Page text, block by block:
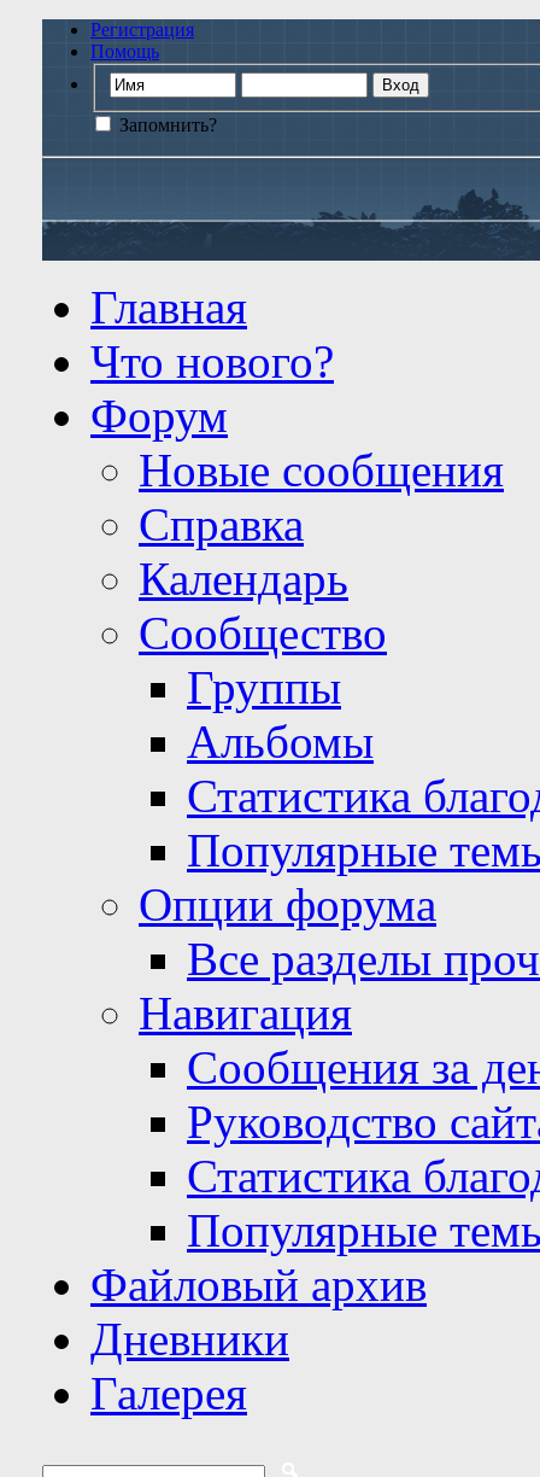
Регистрация
Помощь
Запомнить?
Главная
Что нового?
Форум
Новые сообщения
Справка
Календарь
Сообщество
Группы
Альбомы
Статистика
Популярные
Опции форума
Все разделы
Навигация
Сообщения за
Руководство
Статистика
Популярные
Файловый архив
Дневники
Галерея